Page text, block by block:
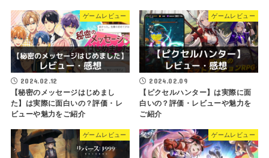
ゲームレビュー
2024.02.12
【秘密のメッセージはじめまし
た】は実際に面白いの？評価・レ
ビューや魅力をご紹介
ゲームレビュー
2024.02.09
【ピクセルハンター】は実際に面
白いの？評価・レビューや魅力を
ご紹介
ゲームレビュー ゲームレビュー